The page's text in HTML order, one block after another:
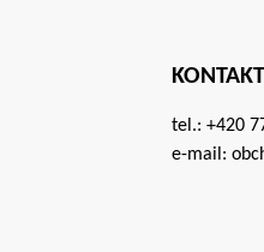
KONTAKT
tel.:+420
e-mail: